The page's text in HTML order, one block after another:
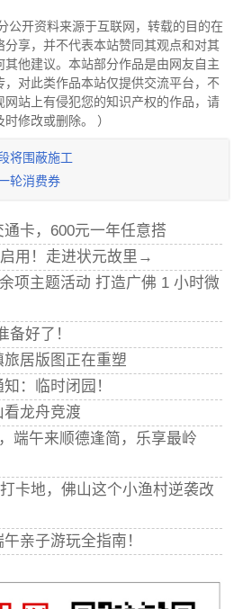
公开资料来源于互联网，转载的目的在
享，并不代表本站赞同其观点和对其
他建议。本站部分作品是由网友自主
对此类作品本站仅提供交流平台，不
网站上有侵犯您的知识产权的作品，请
修改或删除。 ）
将围蔽施工
轮消费券
卡，600元一年任意搭
用！走进状元故里→
项主题活动 打造广佛 1 小时微
备好了！
居版图正在重塑
：临时闭园！
龙舟竞渡
端午来顺德逢简，乐享最岭
卡地，佛山这个小渔村逆袭改
亲子游玩全指南！